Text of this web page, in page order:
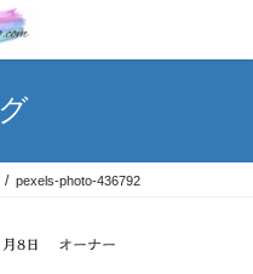
pexels-photo-436792
8日 オーナー